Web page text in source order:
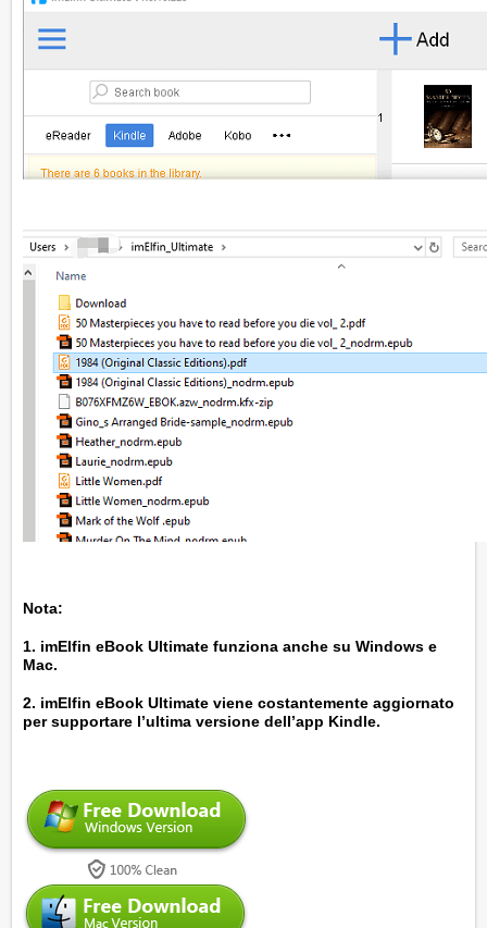
Nota:
1. imElfin eBook Ultimate funziona anche su Windows e
Mac.
2. imElfin eBook Ultimate viene costantemente aggiornato
per supportare l’ultima versione dell’app Kindle.